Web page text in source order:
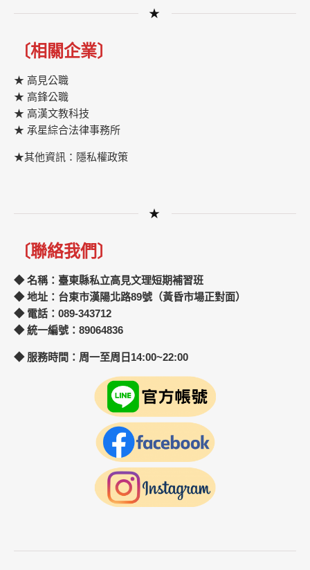
★
〔相關企業〕
★ 高見公職
★ 高鋒公職
★ 高漢文教科技
★ 承星綜合法律事務所
★其他資訊：隱私權政策
★
〔聯絡我們〕
◆ 名稱：臺東縣私立高見文理短期補習班
◆ 地址：台東市漢陽北路89號（黃昏市場正對面）
◆ 電話：089-343712
◆ 統一編號：89064836
◆ 服務時間：周一至周日14:00~22:00